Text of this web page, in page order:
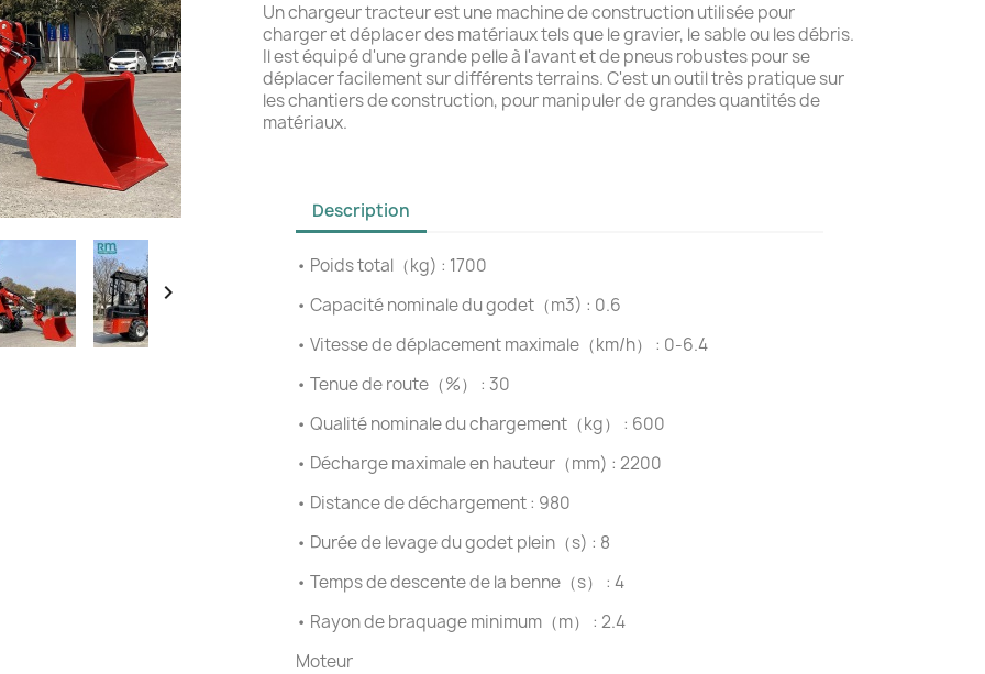

Un chargeur tracteur est une machine de construction utilisée pour
charger et déplacer des matériaux tels que le gravier, le sable ou les débris.
Il est équipé d'une grande pelle à l'avant et de pneus robustes pour se
déplacer facilement sur différents terrains. C'est un outil très pratique sur
les chantiers de construction, pour manipuler de grandes quantités de
matériaux.
Description
• Poids total（kg) : 1700
• Capacité nominale du godet（m3) : 0.6
• Vitesse de déplacement maximale（km/h） : 0-6.4
• Tenue de route（%） : 30
• Qualité nominale du chargement（kg） : 600
• Décharge maximale en hauteur（mm) : 2200
• Distance de déchargement : 980
• Durée de levage du godet plein（s) : 8
• Temps de descente de la benne（s） : 4
• Rayon de braquage minimum（m） : 2.4
Moteur